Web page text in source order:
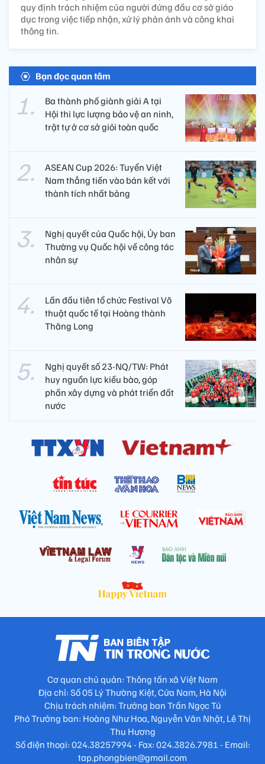
quy định trách nhiệm của người đứng đầu cơ sở giáo
dục trong việc tiếp nhận, xử lý phản ánh và công khai
thông tin.
Bạn đọc quan tâm
Ba thành phố giành giải A tại
Hội thi lực lượng bảo vệ an ninh,
trật tự ở cơ sở giỏi toàn quốc
ASEAN Cup 2026: Tuyển Việt
Nam thẳng tiến vào bán kết với
thành tích nhất bảng
Nghị quyết của Quốc hội, Ủy ban
Thường vụ Quốc hội về công tác
nhân sự
Lần đầu tiên tổ chức Festival Võ
thuật quốc tế tại Hoàng thành
Thăng Long
Nghị quyết số 23-NQ/TW: Phát
huy nguồn lực kiều bào, góp
phần xây dựng và phát triển đất
nước
Cơ quan chủ quản: Thông tấn xã Việt Nam
Địa chỉ: Số 05 Lý Thường Kiệt, Cửa Nam, Hà Nội
Chịu trách nhiệm: Trưởng ban Trần Ngọc Tú
Phó Trưởng ban: Hoàng Như Hoa, Nguyễn Văn Nhật, Lê Thị
Thu Hương
Số điện thoại: 024.38257994 - Fax: 024.3826.7981 - Email:
tap.phongbien@gmail.com